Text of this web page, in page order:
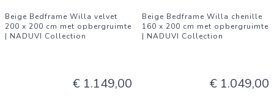
Beige Bedframe Willa velvet
200 x 200 cm met opbergruimte
| NADUVI Collection
€ 1.149,00
Beige Bedframe Willa chenille
160 x 200 cm met opbergruimte
| NADUVI Collection
€ 1.049,00